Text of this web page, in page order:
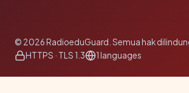
© 2026 RadioeduGuard. Semua hak
HTTPS · TLS 1.3
1 languages